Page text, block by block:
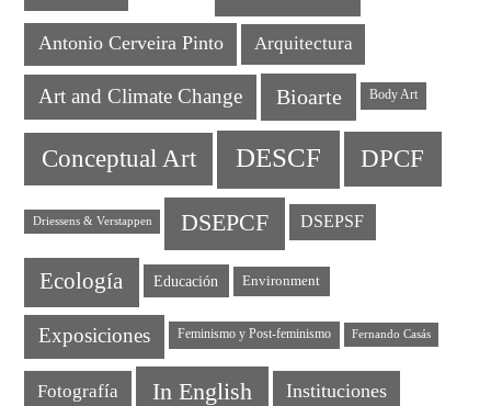
Antonio Cerveira Pinto Arquitectura
Art and Climate Change Bioarte Body Art
Conceptual Art DESCF DPCF
Driessens & Verstappen DSEPCF DSEPSF
Ecología Educación Environment
Exposiciones Feminismo y Post-feminismo Fernando Casás
Fotografía In English Instituciones